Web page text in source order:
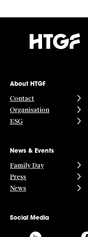
About HTGF
Contact
Organisation
ESG
News & Events
Family Day
Press
News
Social Media